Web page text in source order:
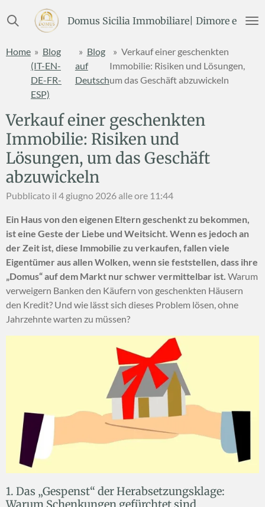
al
principale
Domus Sicilia Immobiliare| Dimore e
Home » Blog
(IT-EN-
DE-FR-
ESP)
» Blog
auf
Deutsch
» Verkauf einer geschenkten
Immobilie: Risiken und Lösungen,
um das Geschäft abzuwickeln
Verkauf einer geschenkten
Immobilie: Risiken und
Lösungen, um das Geschäft
abzuwickeln
Pubblicato il 4 giugno 2026 alle ore 11:44
Ein Haus von den eigenen Eltern geschenkt zu bekommen,
ist eine Geste der Liebe und Weitsicht. Wenn es jedoch an
der Zeit ist, diese Immobilie zu verkaufen, fallen viele
Eigentümer aus allen Wolken, wenn sie feststellen, dass ihre
„Domus“ auf dem Markt nur schwer vermittelbar ist. Warum
verweigern Banken den Käufern von geschenkten Häusern
den Kredit? Und wie lässt sich dieses Problem lösen, ohne
Jahrzehnte warten zu müssen?
1. Das „Gespenst“ der Herabsetzungsklage: